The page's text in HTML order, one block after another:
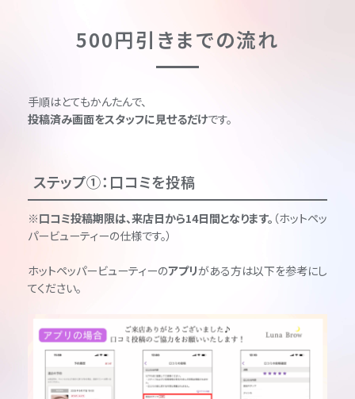
500円引きまでの流れ
手順はとてもかんたんで、
投稿済み画面をスタッフに見せるだけです。
ステップ①：口コミを投稿
※口コミ投稿期限は、来店日から14日間となります。 （ホットペッ
パービューティーの仕様です。）
ホットペッパービューティーのアプリがある方は以下を参考にし
てください。